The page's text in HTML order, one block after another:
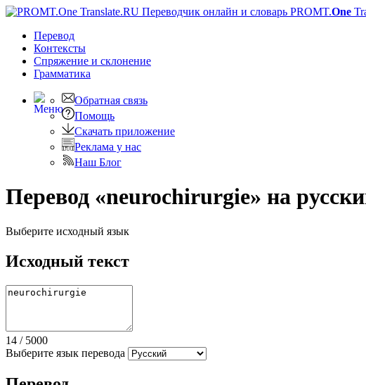
PROMT.One
Перевод
Контексты
Спряжение и склонение
Грамматика
Обратная связь
Помощь
Скачать приложение
Реклама у нас
Наш Блог
Перевод «neurochirurgie» на
Выберите исходный язык
Исходный текст
14 / 5000
Выберите язык перевода